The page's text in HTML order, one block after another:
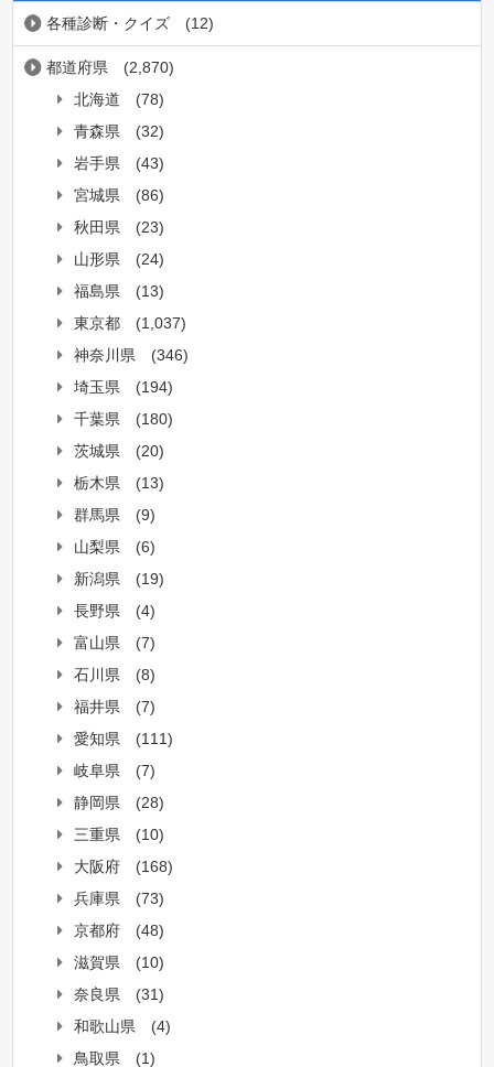
各種診断・クイズ (12)
都道府県
(2,870)
北海道
(78)
青森県
(32)
岩手県
(43)
宮城県
(86)
秋田県
(23)
山形県
(24)
福島県
(13)
東京都
(1,037)
神奈川県
(346)
埼玉県
(194)
千葉県
(180)
茨城県
(20)
栃木県
(13)
群馬県
(9)
山梨県
(6)
新潟県
(19)
長野県
(4)
富山県
(7)
石川県
(8)
福井県
(7)
愛知県
(111)
岐阜県
(7)
静岡県
(28)
三重県
(10)
大阪府
(168)
兵庫県
(73)
京都府
(48)
滋賀県
(10)
奈良県
(31)
和歌山県
(4)
鳥取県
(1)